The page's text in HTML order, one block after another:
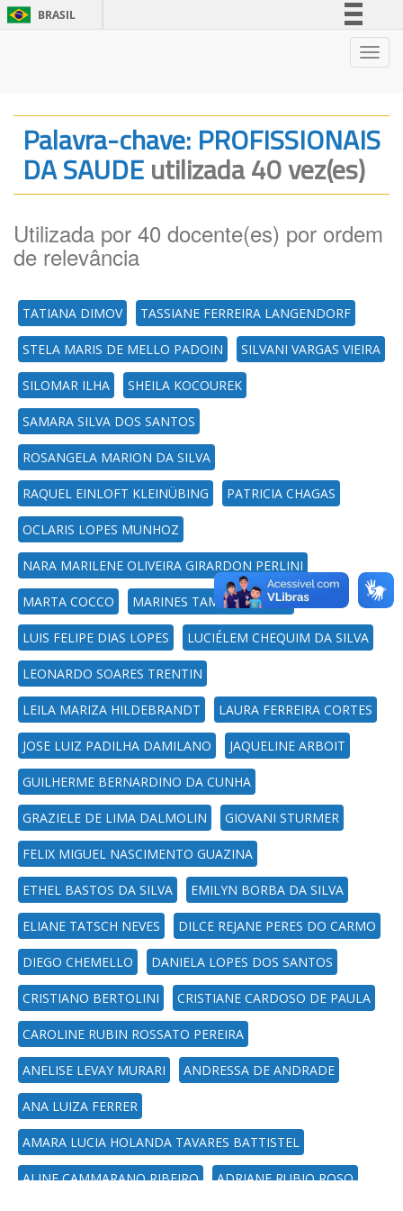
BRASIL
Legislação
Canais
Palavra-chave: PROFISSIONAIS
DA SAUDEutilizada 40 vez(es)
Utilizada por 40 docente(es) por ordem
de relevância
TATIANA DIMOV TASSIANE FERREIRA LANGENDORF
STELA MARIS DE MELLO PADOIN SILVANI VARGAS VIEIRA
SILOMAR ILHA SHEILA KOCOUREK
SAMARA SILVA DOS SANTOS
ROSANGELA MARION DA SILVA
RAQUEL EINLOFT KLEINÜBING PATRICIA CHAGAS
OCLARIS LOPES MUNHOZ
NARA MARILENE OLIVEIRA GIRARDON PERLINI
MARTA COCCO MARINES TAMBARA LEITE
LUIS FELIPE DIAS LOPES LUCIÉLEM CHEQUIM DA SILVA
LEONARDO SOARES TRENTIN
LEILA MARIZA HILDEBRANDT LAURA FERREIRA CORTES
JOSE LUIZ PADILHA DAMILANO JAQUELINE ARBOIT
GUILHERME BERNARDINO DA CUNHA
GRAZIELE DE LIMA DALMOLIN GIOVANI STURMER
FELIX MIGUEL NASCIMENTO GUAZINA
ETHEL BASTOS DA SILVA EMILYN BORBA DA SILVA
ELIANE TATSCH NEVES DILCE REJANE PERES DO CARMO
DIEGO CHEMELLO DANIELA LOPES DOS SANTOS
CRISTIANO BERTOLINI CRISTIANE CARDOSO DE PAULA
CAROLINE RUBIN ROSSATO PEREIRA
ANELISE LEVAY MURARI ANDRESSA DE ANDRADE
ANA LUIZA FERRER
AMARA LUCIA HOLANDA TAVARES BATTISTEL
ALINE CAMMARANO RIBEIRO ADRIANE RUBIO ROSO